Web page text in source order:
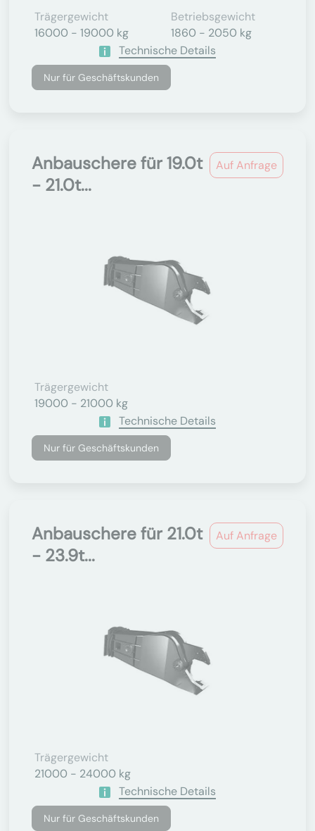
Trägergewicht
16000 - 19000 kg
Betriebsgewicht
1860 - 2050 kg
Technische Details
Nur für Geschäftskunden
Auf Anfrage
Anbauschere für 19.0t
- 21.0t...
Trägergewicht
19000 - 21000 kg
Technische Details
Nur für Geschäftskunden
Auf Anfrage
Anbauschere für 21.0t
- 23.9t...
Trägergewicht
21000 - 24000 kg
Technische Details
Nur für Geschäftskunden